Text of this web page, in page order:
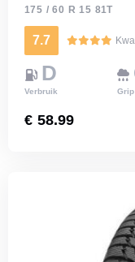
175 / 60 R 15 81T
7.7
D
Verbruik
€ 58.99